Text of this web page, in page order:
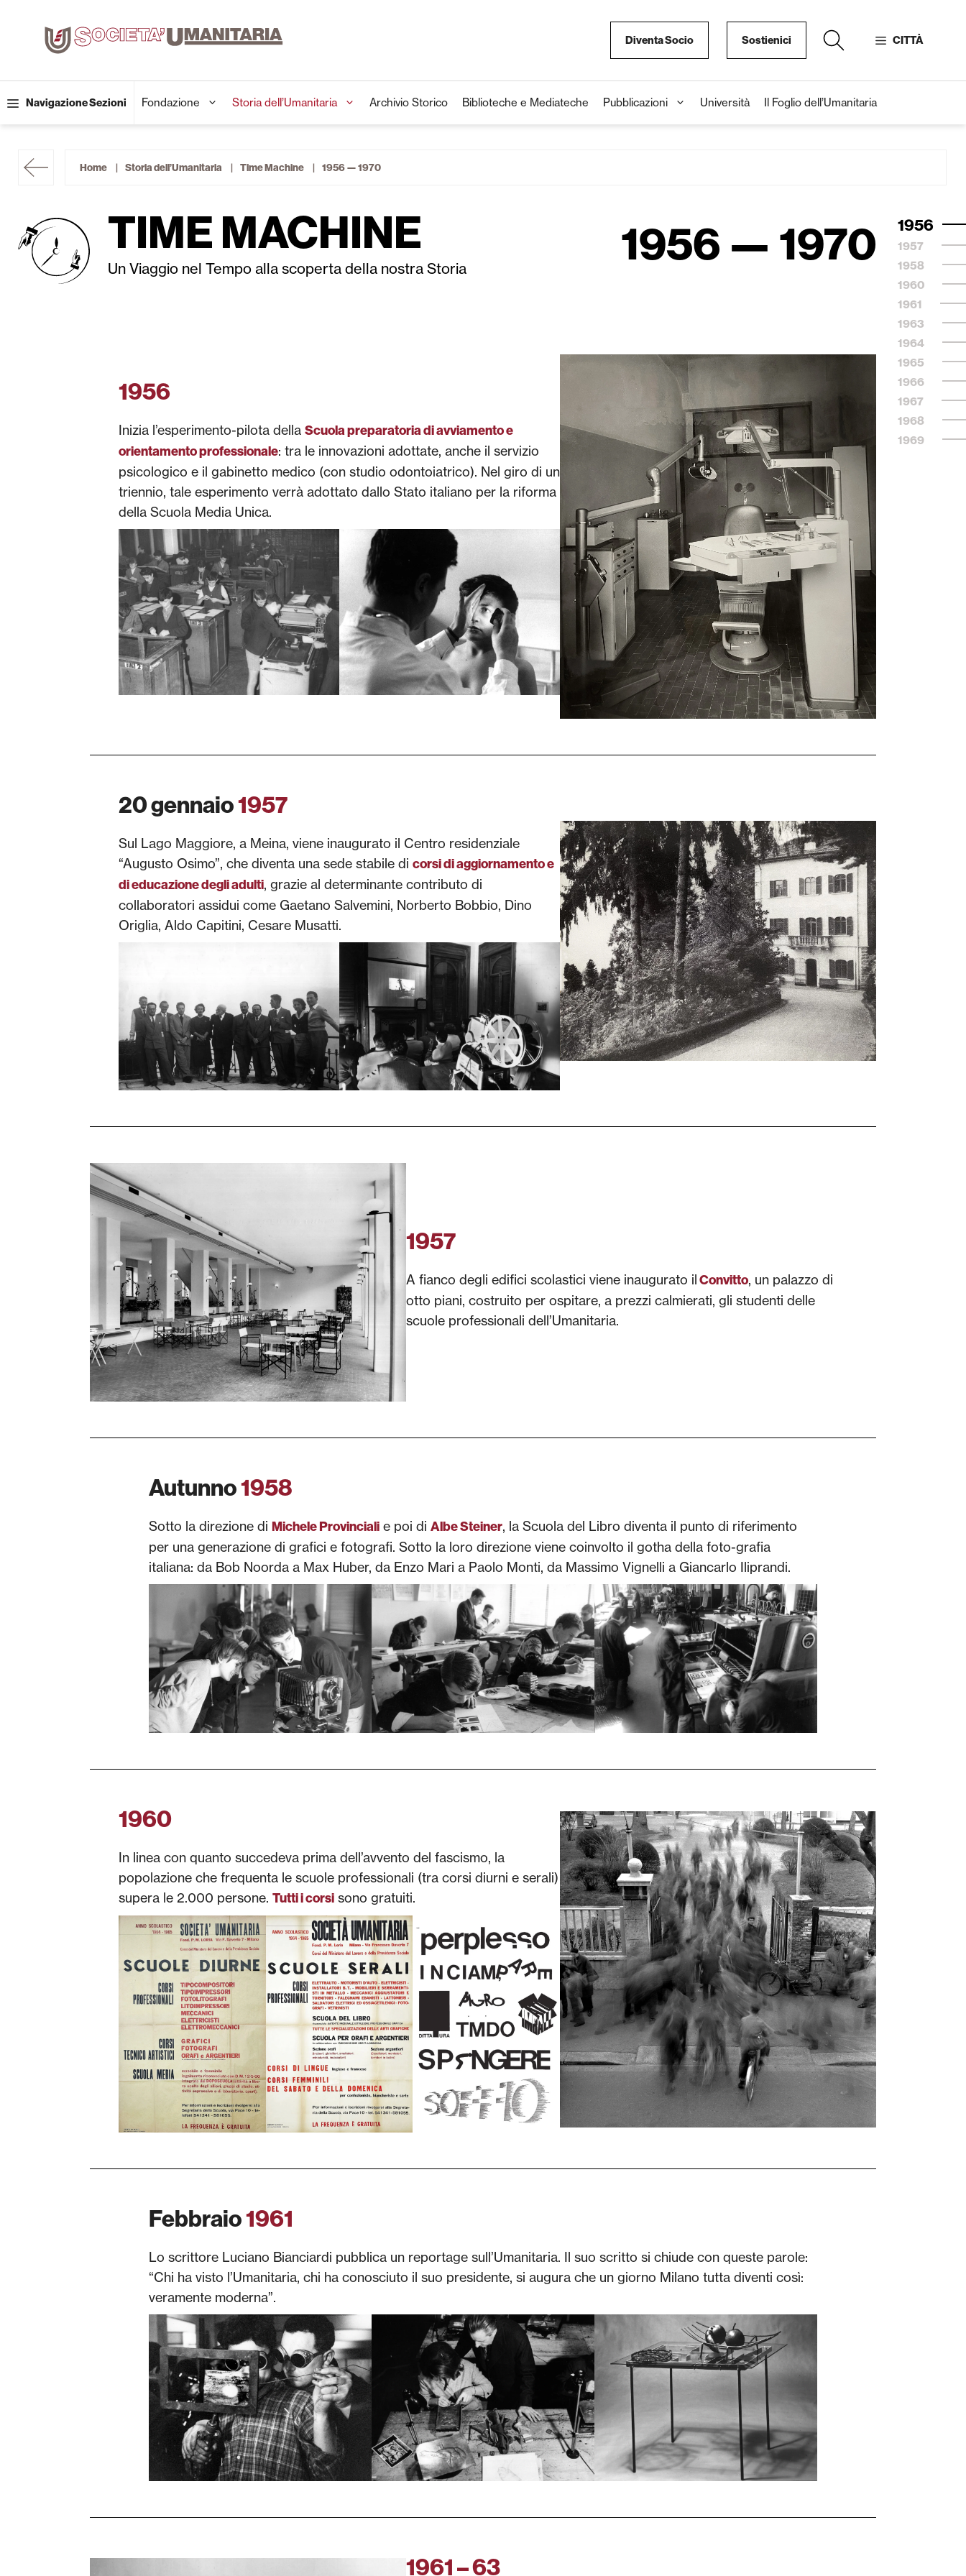
contenuto
Diventa Socio Sostienici CITTÀ
Navigazione Sezioni Fondazione Storia dell’Umanitaria Archivio Storico Biblioteche e Mediateche Pubblicazioni Università Il Foglio dell’Umanitaria
Home Storia dell’Umanitaria Time Machine 1956 — 1970
TIME MACHINE 1956 — 1970
1956
Inizia l’esperimento-pilota della Scuola preparatoria di avviamento e
orientamento professionale: tra le innovazioni adottate, anche il servizio
psicologico e il gabinetto medico (con studio odontoiatrico). Nel giro di un
triennio, tale esperimento verrà adottato dallo Stato italiano per la riforma
della Scuola Media Unica.
20 gennaio1957
Sul Lago Maggiore, a Meina, viene inaugurato il Centro residenziale
“Augusto Osimo”, che diventa una sede stabile di corsi di aggiornamento e
di educazione degli adulti, grazie al determinante contributo di
collaboratori assidui come Gaetano Salvemini, Norberto Bobbio, Dino
Origlia, Aldo Capitini, Cesare Musatti.
1957
A fianco degli edifici scolastici viene inaugurato ilConvitto, un palazzo di
otto piani, costruito per ospitare, a prezzi calmierati, gli studenti delle
scuole professionali dell’Umanitaria.
Autunno1958
Sotto la direzione diMichele Provinciali e poi diAlbe Steiner, la Scuola del Libro diventa il punto di riferimento
per una generazione di grafici e fotografi. Sotto la loro direzione viene coinvolto il gotha della foto-grafia
italiana: da Bob Noorda a Max Huber, da Enzo Mari a Paolo Monti, da Massimo Vignelli a Giancarlo Iliprandi.
1960
In linea con quanto succedeva prima dell’avvento del fascismo, la
popolazione che frequenta le scuole professionali (tra corsi diurni e serali)
supera le 2.000 persone. Tutti i corsi sono gratuiti.
Febbraio1961
Lo scrittore Luciano Bianciardi pubblica un reportage sull’Umanitaria. Il suo scritto si chiude con queste parole:
“Chi ha visto l’Umanitaria, chi ha conosciuto il suo presidente, si augura che un giorno Milano tutta diventi così:
veramente moderna”.
1961 – 63
1956
1957
1958
1960
1961
1963
1964
1965
1966
1967
1968
1969